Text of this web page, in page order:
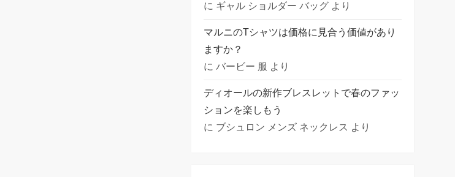
に ギャル ショルダー バッグより
マルニのTシャツは価格に見合う価値があり
ますか？
に バービー 服 より
ディオールの新作ブレスレットで春のファッ
ションを楽しもう
に ブシュロン メンズ ネックレス より